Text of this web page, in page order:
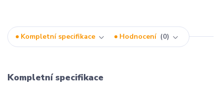
Kompletní specifikace Hodnocení 0
Kompletní specifikace